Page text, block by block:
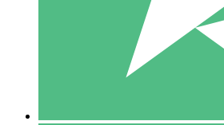
10 00